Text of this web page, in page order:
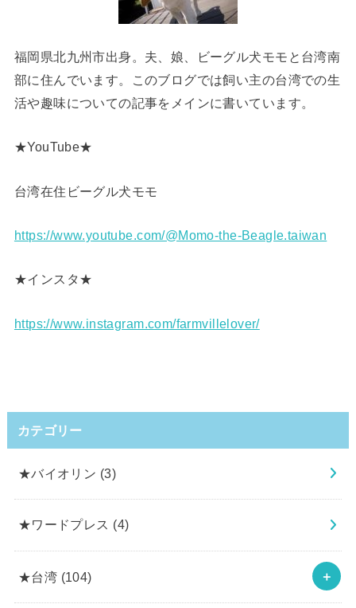
福岡県北九州市出身。夫、娘、ビーグル犬モモと台湾南
部に住んでいます。このブログでは飼い主の台湾での生
活や趣味についての記事をメインに書いています。
★YouTube★
台湾在住ビーグル犬モモ
https://www.youtube.com/@Momo-the-Beagle.taiwan
★インスタ★
https://www.instagram.com/farmvillelover/
カテゴリー
★バイオリン (3)
★ワードプレス (4)
★台湾 (104)